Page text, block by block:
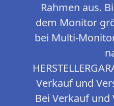
Rahmen aus.
dem Monitor
bei Multi-
Verkauf und
Bei Verkauf